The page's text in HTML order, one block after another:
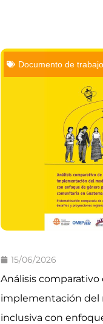
Documento de trabajo
15/06/2026
Análisis comparativo
implementación del
inclusiva con